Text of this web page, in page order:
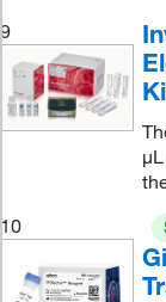
9
10